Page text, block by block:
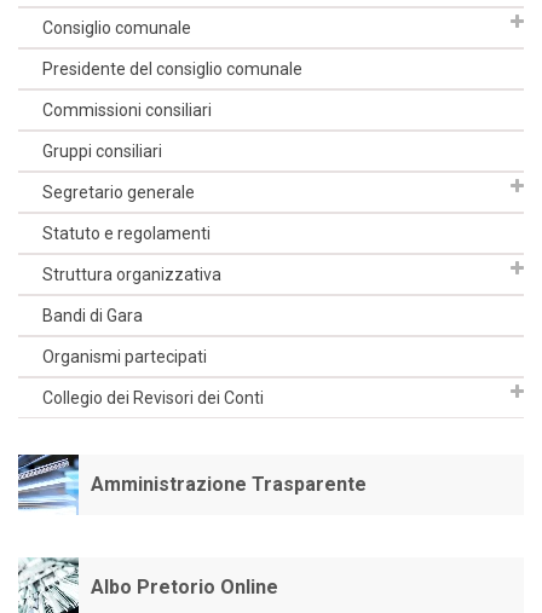
Consiglio comunale
Presidente del consiglio comunale
Commissioni consiliari
Gruppi consiliari
Segretario generale
Statuto e regolamenti
Struttura organizzativa
Bandi di Gara
Organismi partecipati
Collegio dei Revisori dei Conti
Amministrazione Trasparente
Albo Pretorio Online